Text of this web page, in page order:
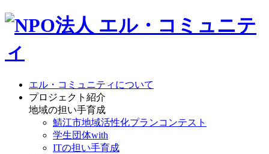
エル・コミュニティについて
プロジェクト紹介
地域の担い手育成
鯖江市地域活性化プランコンテスト
学生団体with
ITの担い手育成